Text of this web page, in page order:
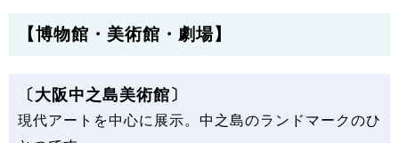
【博物館・美術館・劇場】
〔大阪中之島美術館〕
現代アートを中心に展示。中之島のランドマークのひ